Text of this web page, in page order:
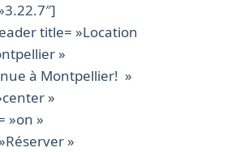
title= »Location
»
à Montpellier! »
»
»on »
»